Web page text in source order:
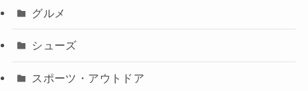
グルメ
シューズ
スポーツ・アウトドア